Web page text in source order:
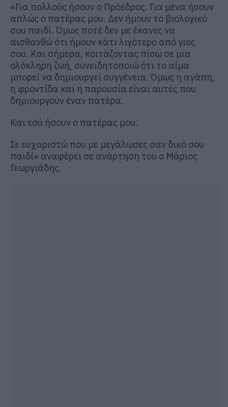
«Για πολλούς ήσουν ο Πρόεδρος. Για μένα ήσουν
απλώς ο πατέρας μου. Δεν ήμουν το βιολογικό
σου παιδί. Όμως ποτέ δεν με έκανες να
αισθανθώ ότι ήμουν κάτι λιγότερο από γιος
σου. Και σήμερα, κοιτάζοντας πίσω σε μια
ολόκληρη ζωή, συνειδητοποιώ ότι το αίμα
μπορεί να δημιουργεί συγγένεια. Όμως η αγάπη,
η φροντίδα και η παρουσία είναι αυτές που
δημιουργούν έναν πατέρα.
Και εσύ ήσουν ο πατέρας μου.
Σε ευχαριστώ που με μεγάλωσες σαν δικό σου
παιδί» αναφέρει σε ανάρτηση του ο Μάριος
Γεωργιάδης.